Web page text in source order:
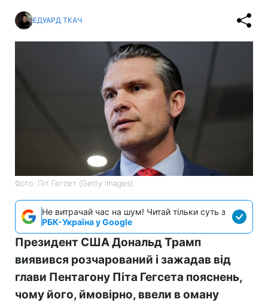
ЕДУАРД ТКАЧ
Фото: Піт Гегсет (Getty Images)
Не витрачай час на шум! Читай тільки суть з
РБК-Україна у Google
Президент США Дональд Трамп
виявився розчарований і зажадав від
глави Пентагону Піта Гегсета пояснень,
чому його, ймовірно, ввели в оману